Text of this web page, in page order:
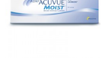
Zestawy startowe